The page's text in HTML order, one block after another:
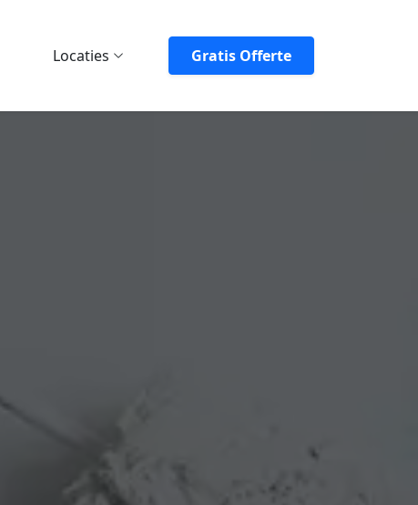
Locaties Gratis Offerte